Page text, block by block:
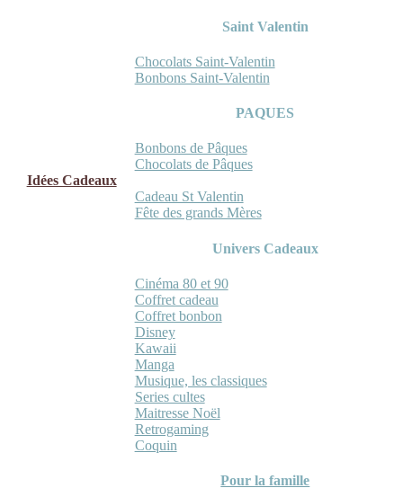
Saint Valentin
Chocolats Saint-Valentin
Bonbons Saint-Valentin
PAQUES
Bonbons de Pâques
Chocolats de Pâques
Idées Cadeaux
Cadeau St Valentin
Fête des grands Mères
Univers Cadeaux
Cinéma 80 et 90
Coffret cadeau
Coffret bonbon
Disney
Kawaii
Manga
Musique, les classiques
Series cultes
Maitresse Noël
Retrogaming
Coquin
Pour la famille